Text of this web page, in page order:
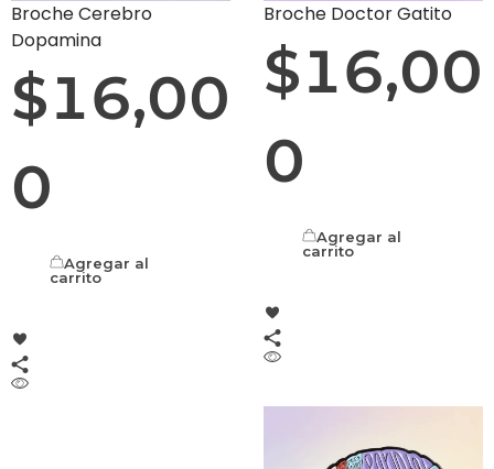
Broche Cerebro
Dopamina
$16,00
0
Agregar al
carrito
Broche Doctor Gatito
$16,00
0
Agregar al
carrito